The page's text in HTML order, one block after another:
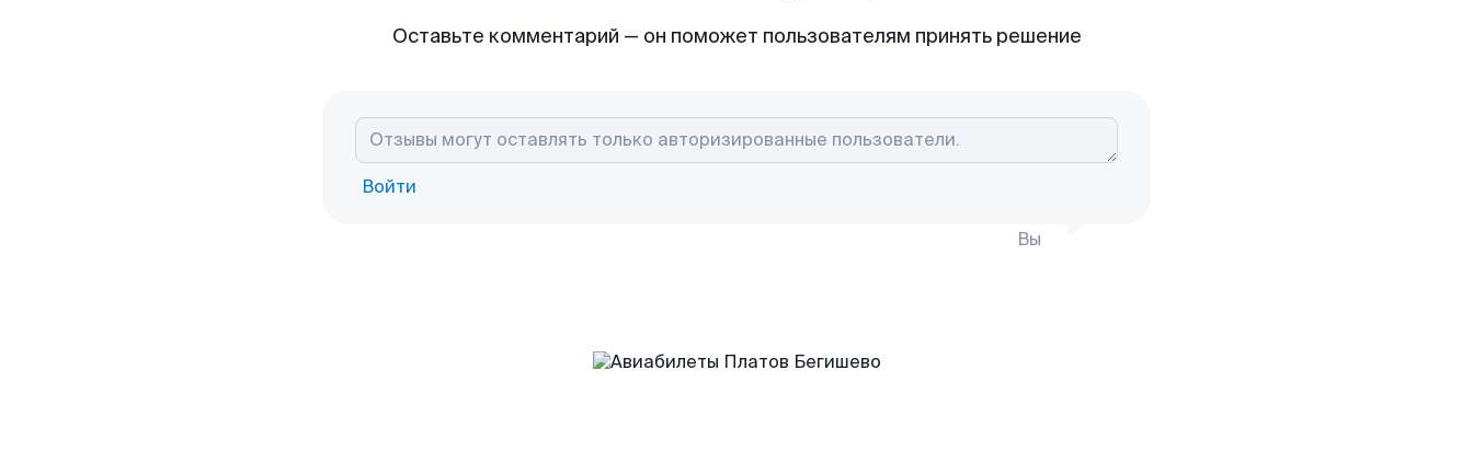
Оставьте комментарий — он поможет пользователям принять решение
Войти
Вы